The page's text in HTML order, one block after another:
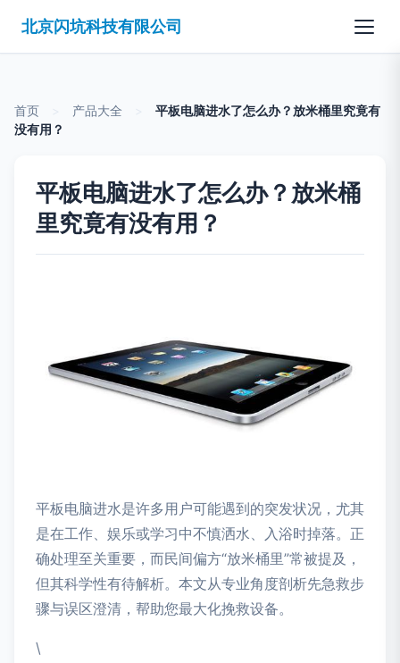
北京闪坑科技有限公司
首页 产品大全
平板电脑进水了怎么办？放米桶里究竟有
没有用？
平板电脑进水了怎么办？放米桶
里究竟有没有用？
平板电脑进水是许多用户可能遇到的突发状况，尤其
是在工作、娱乐或学习中不慎洒水、入浴时掉落。正
确处理至关重要，而民间偏方“放米桶里”常被提及，
但其科学性有待解析。本文从专业角度剖析先急救步
骤与误区澄清，帮助您最大化挽救设备。
\